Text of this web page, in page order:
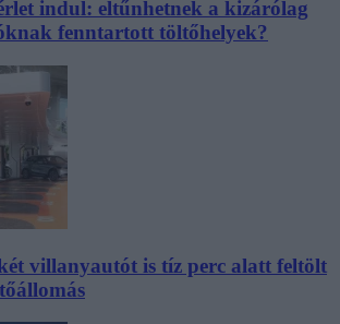
indul: eltűnhetnek a kizárólag
fenntartott töltőhelyek?
villanyautót is tíz perc alatt feltölt